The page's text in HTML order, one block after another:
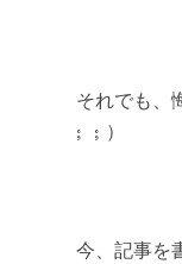
それでも、
; ; ）
今、記事を